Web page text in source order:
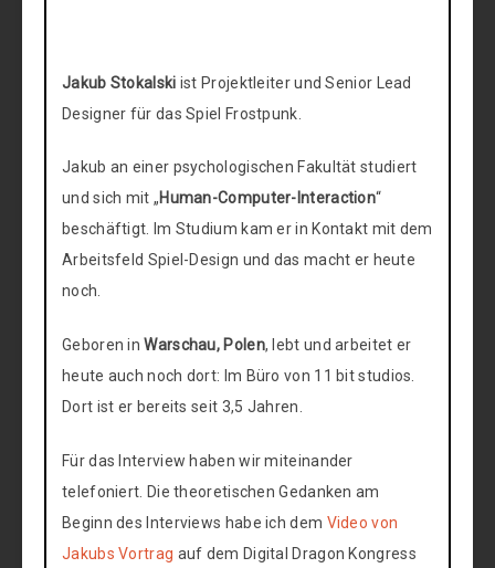
Jakub Stokalski ist Projektleiter und Senior Lead
Designer für das Spiel Frostpunk.
Jakub an einer psychologischen Fakultät studiert
und sich mit „Human-Computer-Interaction“
beschäftigt. Im Studium kam er in Kontakt mit dem
Arbeitsfeld Spiel-Design und das macht er heute
noch.
Geboren inWarschau, Polen, lebt und arbeitet er
heute auch noch dort: Im Büro von 11 bit studios.
Dort ist er bereits seit 3,5 Jahren.
Für das Interview haben wir miteinander
telefoniert. Die theoretischen Gedanken am
Beginn des Interviews habe ich dem Video von
Jakubs Vortrag auf dem Digital Dragon Kongress